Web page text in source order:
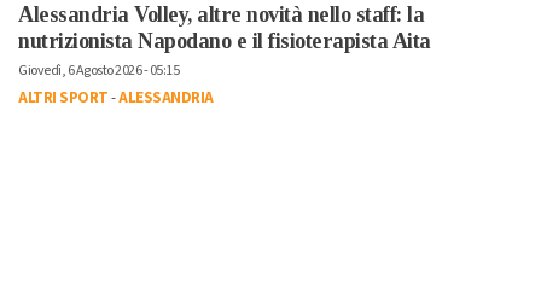
Alessandria Volley, altre novità nello staff: la
nutrizionista Napodano e il fisioterapista Aita
Giovedì, 6 Agosto 2026 - 05:15
ALTRI SPORT-ALESSANDRIA